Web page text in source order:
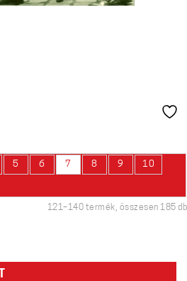
5 6 7 8 9 10
121–140 termék, összesen 185 db